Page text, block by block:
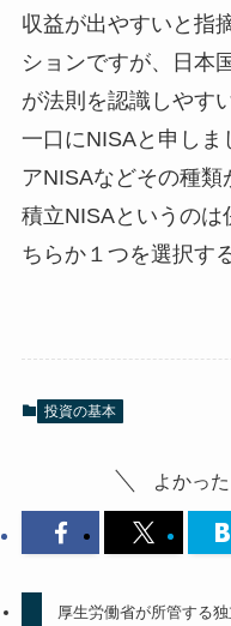
収益が出やすいと指
ションですが、日本
が法則を認識しやす
一口にNISAと申しま
アNISAなどその種類
積立NISAというの
ちらか１つを選択す
投資の基本
よかっ
厚生労働省が所管する独